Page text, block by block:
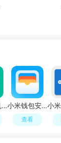
米家洗碗机app官方客户端 小米钱包安装包提取apk
查看